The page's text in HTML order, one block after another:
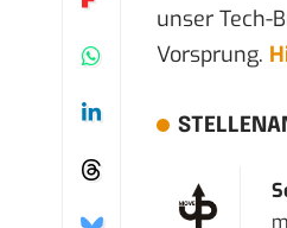
unser Tech-
Vorsprung.